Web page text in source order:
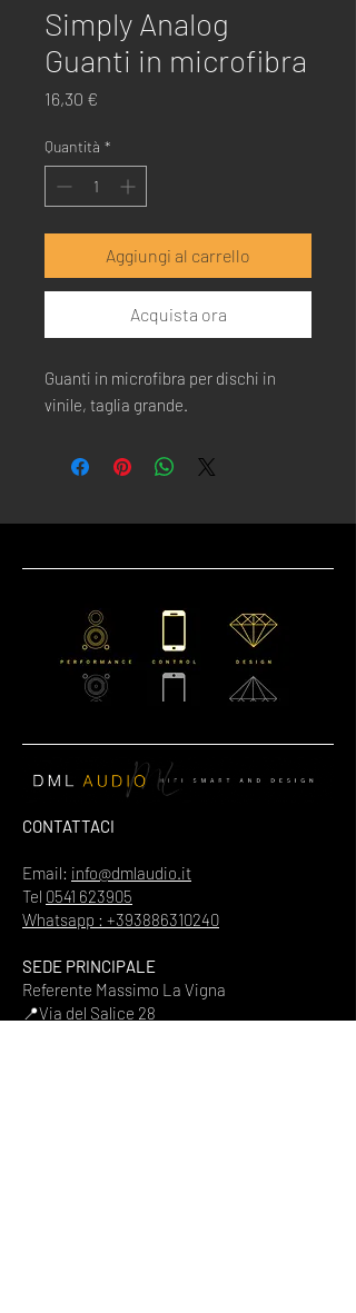
Simply Analog
Guanti in microfibra
16,30 €
Quantità *
Aggiungi al carrello
Acquista ora
Guanti in microfibra per dischi in
vinile, taglia grande.
CONTATTACI
Email: info@dmlaudio.it
Tel 0541 623905
Whatsapp : +393886310240
SEDE PRINCIPALE
Referente Massimo La Vigna
📍Via del Salice 28